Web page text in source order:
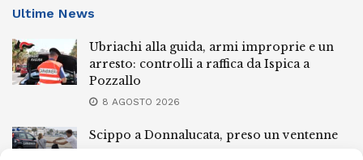
Ultime News
Ubriachi alla guida, armi improprie e un
arresto: controlli a raffica da Ispica a
Pozzallo
8 AGOSTO 2026
Scippo a Donnalucata, preso un ventenne